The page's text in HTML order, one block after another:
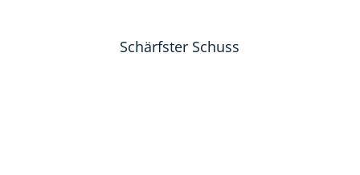
Schärfster Schuss